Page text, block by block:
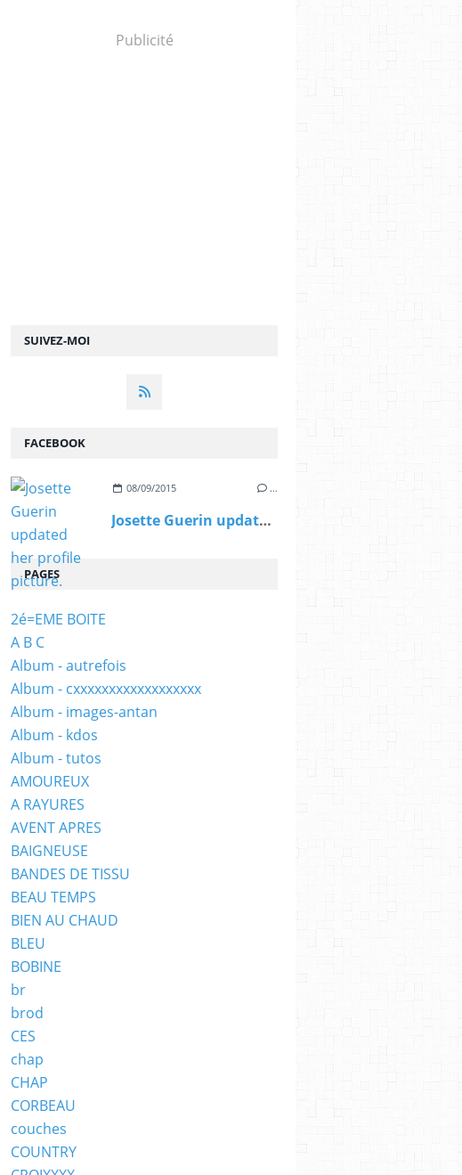
SUIVEZ-MOI
Publicité
FACEBOOK
08/09/2015 …
Josette Guerin updated her profile picture.
PAGES
2é=EME BOITE
A B C
Album - autrefois
Album - cxxxxxxxxxxxxxxxxxx
Album - images-antan
Album - kdos
Album - tutos
AMOUREUX
A RAYURES
AVENT APRES
BAIGNEUSE
BANDES DE TISSU
BEAU TEMPS
BIEN AU CHAUD
BLEU
BOBINE
br
brod
CES
chap
CHAP
CORBEAU
couches
COUNTRY